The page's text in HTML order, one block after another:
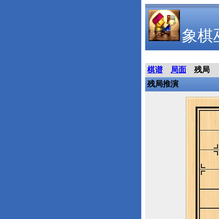
象棋
棋谱 局面
残局
残局推演